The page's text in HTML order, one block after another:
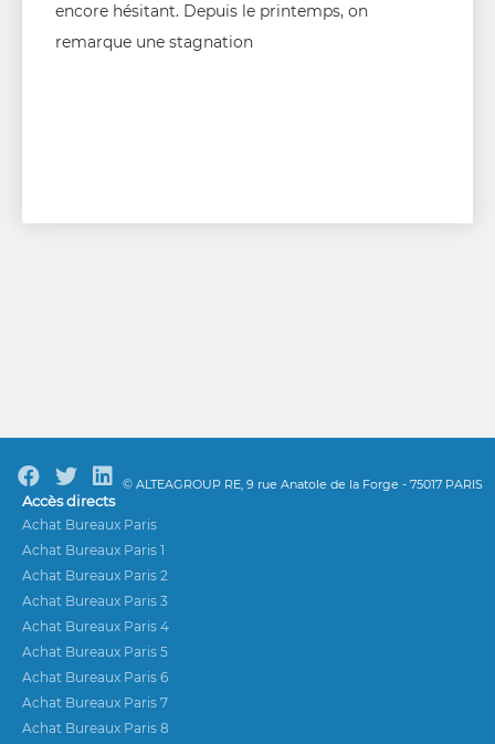
encore hésitant. Depuis le printemps, on
remarque une stagnation
© ALTEAGROUP RE, 9 rue Anatole de la Forge - 75017 PARIS
Accès directs
Achat Bureaux Paris
Achat Bureaux Paris 1
Achat Bureaux Paris 2
Achat Bureaux Paris 3
Achat Bureaux Paris 4
Achat Bureaux Paris 5
Achat Bureaux Paris 6
Achat Bureaux Paris 7
Achat Bureaux Paris 8